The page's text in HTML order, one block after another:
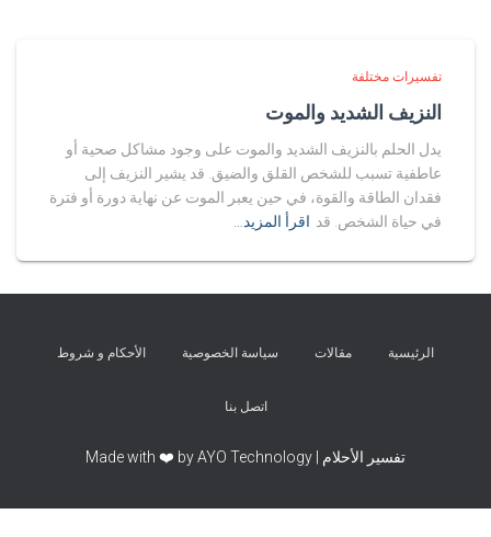
تفسيرات مختلفة
النزيف الشديد والموت
يدل الحلم بالنزيف الشديد والموت على وجود مشاكل صحية أو
عاطفية تسبب للشخص القلق والضيق. قد يشير النزيف إلى
فقدان الطاقة والقوة، في حين يعبر الموت عن نهاية دورة أو فترة
في حياة الشخص. قد اقرأ المزيد…
الرئيسية مقالات سياسة الخصوصية الأحكام و شروط
اتصل بنا
تفسير الأحلام | Made with ❤️ by AYO Technology